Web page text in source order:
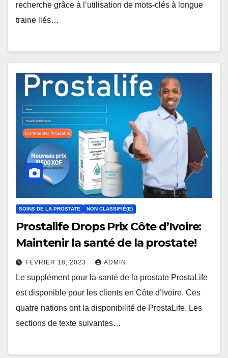
recherche grâce à l’utilisation de mots-clés à longue
traine liés…
SOINS DE LA PROSTATE NON CLASSIFIÉ(E)
Prostalife Drops Prix Côte d’Ivoire:
Maintenir la santé de la prostate!
FÉVRIER 18, 2023 ADMIN
Le supplément pour la santé de la prostate ProstaLife
est disponible pour les clients en Côte d’Ivoire. Ces
quatre nations ont la disponibilité de ProstaLife. Les
sections de texte suivantes…